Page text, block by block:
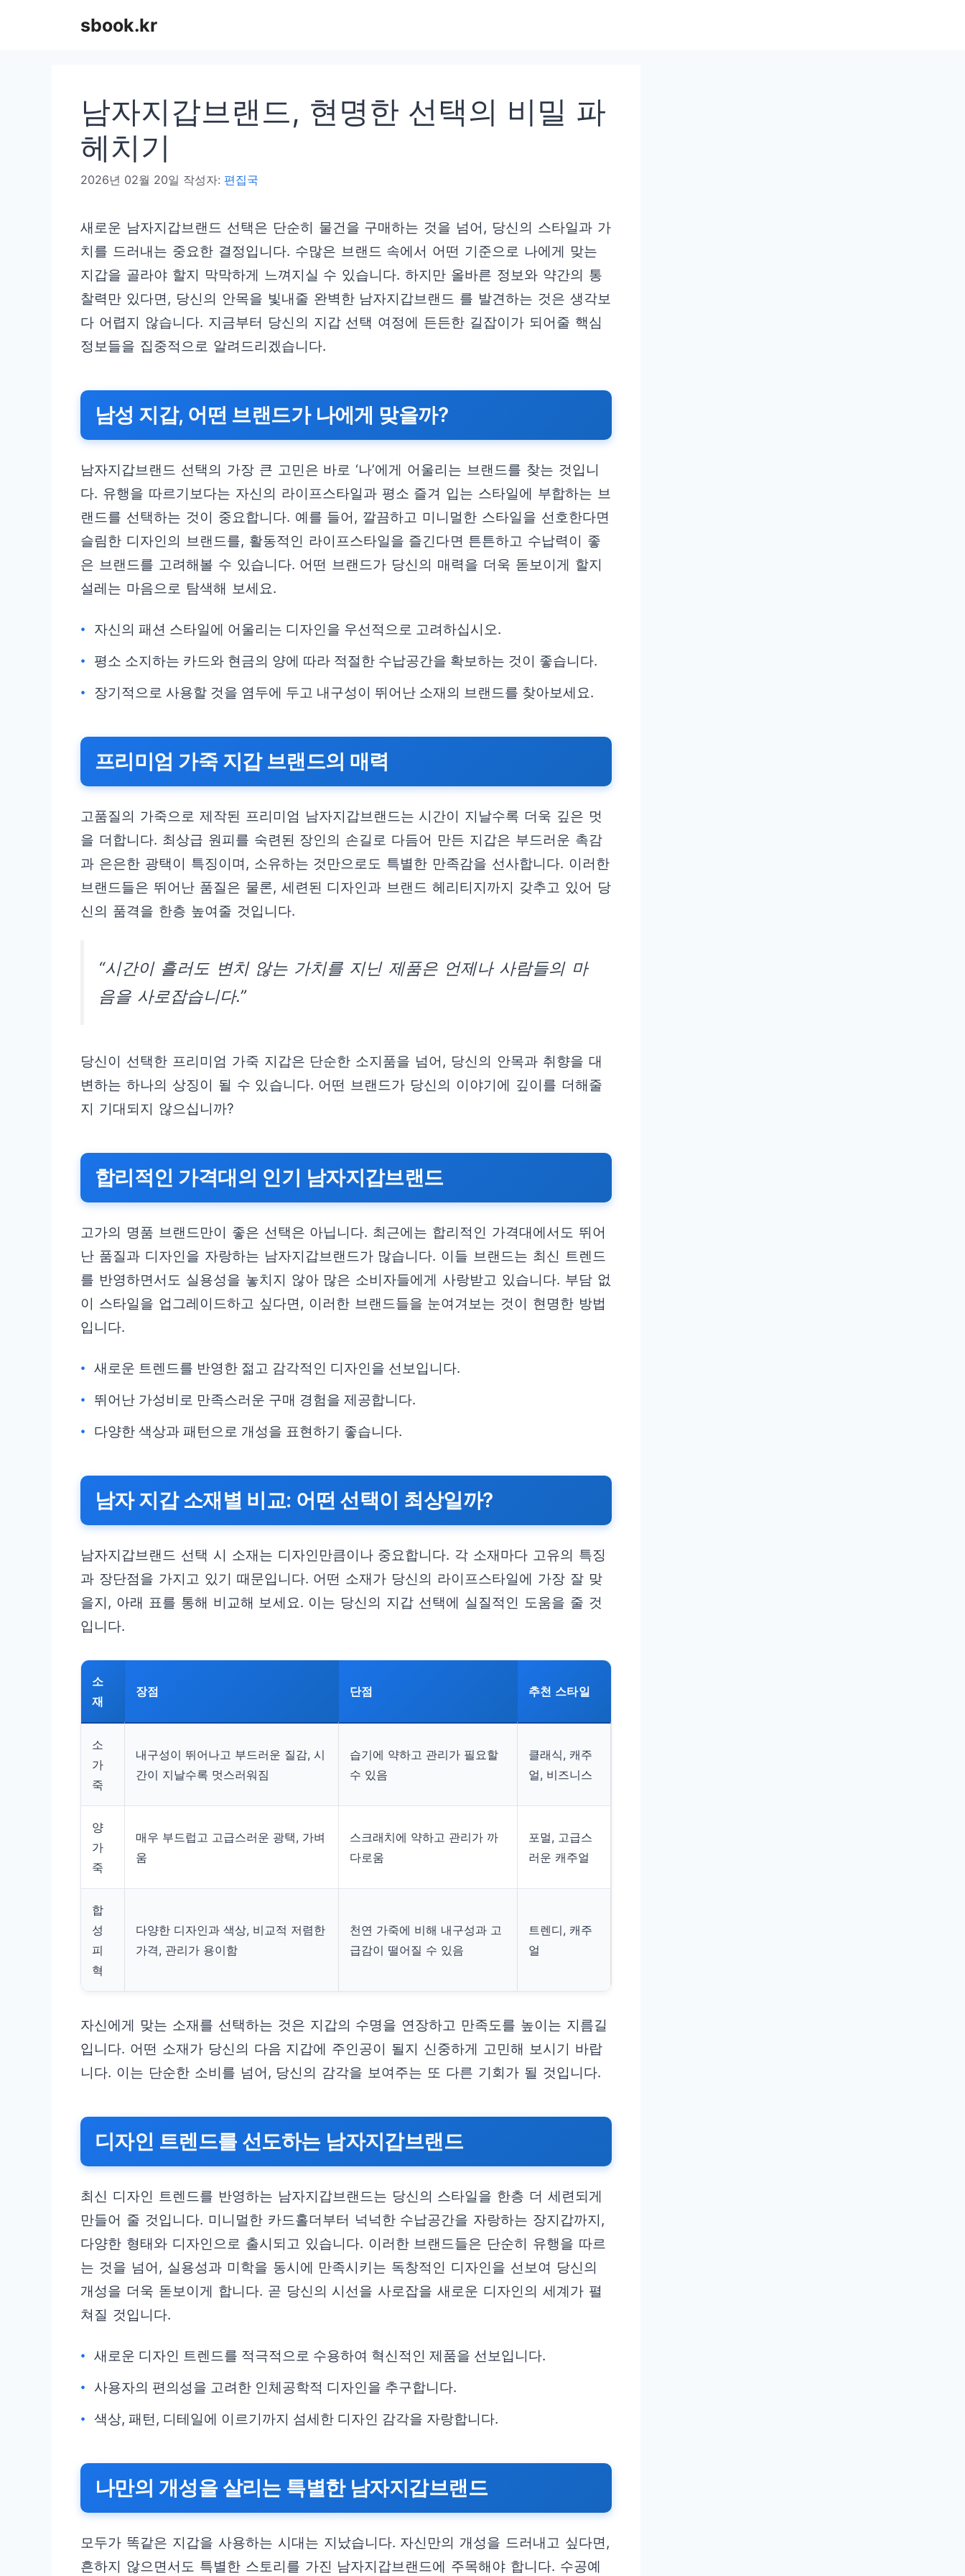
sbook.kr
남자지갑브랜드, 현명한 선택의 비밀 파
헤치기
2026년 02월 20일 작성자: 편집국
새로운 남자지갑브랜드 선택은 단순히 물건을 구매하는 것을 넘어, 당신의 스타일과 가
치를 드러내는 중요한 결정입니다. 수많은 브랜드 속에서 어떤 기준으로 나에게 맞는
지갑을 골라야 할지 막막하게 느껴지실 수 있습니다. 하지만 올바른 정보와 약간의 통
찰력만 있다면, 당신의 안목을 빛내줄 완벽한 남자지갑브랜드 를 발견하는 것은 생각보
다 어렵지 않습니다. 지금부터 당신의 지갑 선택 여정에 든든한 길잡이가 되어줄 핵심
정보들을 집중적으로 알려드리겠습니다.
남성 지갑, 어떤 브랜드가 나에게 맞을까?
남자지갑브랜드 선택의 가장 큰 고민은 바로 ‘나’에게 어울리는 브랜드를 찾는 것입니
다. 유행을 따르기보다는 자신의 라이프스타일과 평소 즐겨 입는 스타일에 부합하는 브
랜드를 선택하는 것이 중요합니다. 예를 들어, 깔끔하고 미니멀한 스타일을 선호한다면
슬림한 디자인의 브랜드를, 활동적인 라이프스타일을 즐긴다면 튼튼하고 수납력이 좋
은 브랜드를 고려해볼 수 있습니다. 어떤 브랜드가 당신의 매력을 더욱 돋보이게 할지
설레는 마음으로 탐색해 보세요.
자신의 패션 스타일에 어울리는 디자인을 우선적으로 고려하십시오.
평소 소지하는 카드와 현금의 양에 따라 적절한 수납공간을 확보하는 것이 좋습니다.
장기적으로 사용할 것을 염두에 두고 내구성이 뛰어난 소재의 브랜드를 찾아보세요.
프리미엄 가죽 지갑 브랜드의 매력
고품질의 가죽으로 제작된 프리미엄 남자지갑브랜드는 시간이 지날수록 더욱 깊은 멋
을 더합니다. 최상급 원피를 숙련된 장인의 손길로 다듬어 만든 지갑은 부드러운 촉감
과 은은한 광택이 특징이며, 소유하는 것만으로도 특별한 만족감을 선사합니다. 이러한
브랜드들은 뛰어난 품질은 물론, 세련된 디자인과 브랜드 헤리티지까지 갖추고 있어 당
신의 품격을 한층 높여줄 것입니다.
“시간이 흘러도 변치 않는 가치를 지닌 제품은 언제나 사람들의 마
음을 사로잡습니다.”
당신이 선택한 프리미엄 가죽 지갑은 단순한 소지품을 넘어, 당신의 안목과 취향을 대
변하는 하나의 상징이 될 수 있습니다. 어떤 브랜드가 당신의 이야기에 깊이를 더해줄
지 기대되지 않으십니까?
합리적인 가격대의 인기 남자지갑브랜드
고가의 명품 브랜드만이 좋은 선택은 아닙니다. 최근에는 합리적인 가격대에서도 뛰어
난 품질과 디자인을 자랑하는 남자지갑브랜드가 많습니다. 이들 브랜드는 최신 트렌드
를 반영하면서도 실용성을 놓치지 않아 많은 소비자들에게 사랑받고 있습니다. 부담 없
이 스타일을 업그레이드하고 싶다면, 이러한 브랜드들을 눈여겨보는 것이 현명한 방법
입니다.
새로운 트렌드를 반영한 젊고 감각적인 디자인을 선보입니다.
뛰어난 가성비로 만족스러운 구매 경험을 제공합니다.
다양한 색상과 패턴으로 개성을 표현하기 좋습니다.
남자 지갑 소재별 비교: 어떤 선택이 최상일까?
남자지갑브랜드 선택 시 소재는 디자인만큼이나 중요합니다. 각 소재마다 고유의 특징
과 장단점을 가지고 있기 때문입니다. 어떤 소재가 당신의 라이프스타일에 가장 잘 맞
을지, 아래 표를 통해 비교해 보세요. 이는 당신의 지갑 선택에 실질적인 도움을 줄 것
입니다.
소
재
장점 단점 추천 스타일
소
가
죽
내구성이 뛰어나고 부드러운 질감, 시
간이 지날수록 멋스러워짐
습기에 약하고 관리가 필요할
수 있음
클래식, 캐주
얼, 비즈니스
양
가
죽
매우 부드럽고 고급스러운 광택, 가벼
움
스크래치에 약하고 관리가 까
다로움
포멀, 고급스
러운 캐주얼
합
성
피
혁
다양한 디자인과 색상, 비교적 저렴한
가격, 관리가 용이함
천연 가죽에 비해 내구성과 고
급감이 떨어질 수 있음
트렌디, 캐주
얼
자신에게 맞는 소재를 선택하는 것은 지갑의 수명을 연장하고 만족도를 높이는 지름길
입니다. 어떤 소재가 당신의 다음 지갑에 주인공이 될지 신중하게 고민해 보시기 바랍
니다. 이는 단순한 소비를 넘어, 당신의 감각을 보여주는 또 다른 기회가 될 것입니다.
디자인 트렌드를 선도하는 남자지갑브랜드
최신 디자인 트렌드를 반영하는 남자지갑브랜드는 당신의 스타일을 한층 더 세련되게
만들어 줄 것입니다. 미니멀한 카드홀더부터 넉넉한 수납공간을 자랑하는 장지갑까지,
다양한 형태와 디자인으로 출시되고 있습니다. 이러한 브랜드들은 단순히 유행을 따르
는 것을 넘어, 실용성과 미학을 동시에 만족시키는 독창적인 디자인을 선보여 당신의
개성을 더욱 돋보이게 합니다. 곧 당신의 시선을 사로잡을 새로운 디자인의 세계가 펼
쳐질 것입니다.
새로운 디자인 트렌드를 적극적으로 수용하여 혁신적인 제품을 선보입니다.
사용자의 편의성을 고려한 인체공학적 디자인을 추구합니다.
색상, 패턴, 디테일에 이르기까지 섬세한 디자인 감각을 자랑합니다.
나만의 개성을 살리는 특별한 남자지갑브랜드
모두가 똑같은 지갑을 사용하는 시대는 지났습니다. 자신만의 개성을 드러내고 싶다면,
흔하지 않으면서도 특별한 스토리를 가진 남자지갑브랜드에 주목해야 합니다. 수공예